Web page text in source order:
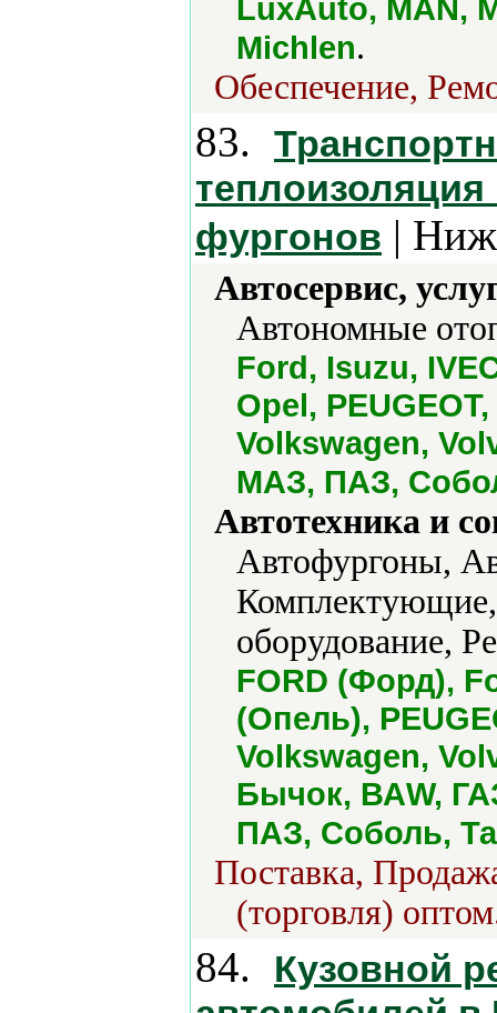
LuxAuto, MAN,
Michlen.
Обеспечение,
83.
фургонов |
Автосервис,
Автономные
Ford, Isuzu,
Opel,
Volkswagen,
МАЗ, ПАЗ,
Автотехника и
Автофургоны,
оборудование,
FORD (Форд),
(Опель),
Volkswagen,
Бычок, ВАW,
ПАЗ, Соболь,
Поставка,
(торговля)
84.
Кузовной